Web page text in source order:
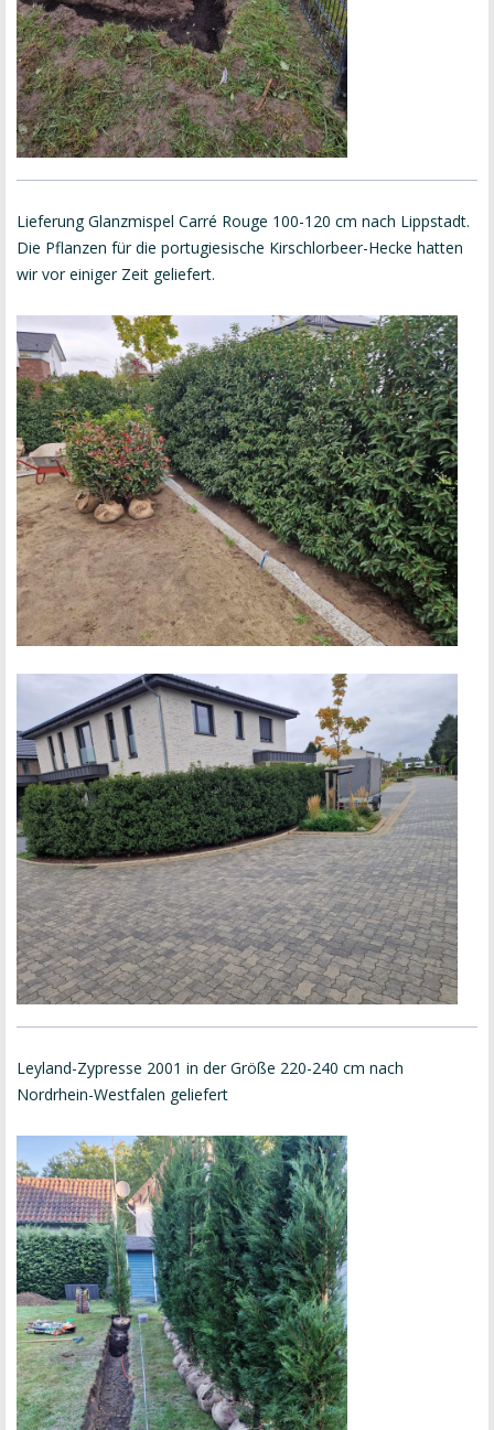
Lieferung Glanzmispel Carré Rouge 100-120 cm nach Lippstadt.
Die Pflanzen für die portugiesische Kirschlorbeer-Hecke hatten
wir vor einiger Zeit geliefert.
Leyland-Zypresse 2001 in der Größe 220-240 cm nach
Nordrhein-Westfalen geliefert